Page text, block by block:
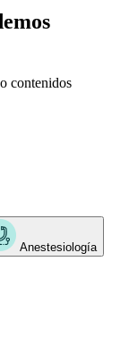
contenidos
Anestesiología